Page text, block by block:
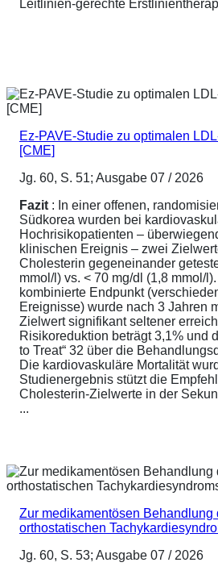
Leitlinien-gerechte
Ez-PAVE-Studie zu optimalen
[CME]
Jg. 60, S. 51; Ausgabe 07 / 2026
Fazit : In einer offenen,
Südkorea wurden bei
Hochrisikopatienten –
klinischen Ereignis – zwei
Cholesterin gegeneinander
mmol/l) vs. < 70 mg/dl (1,8 mmol/
kombinierte Endpunkt
Ereignisse) wurde nach 3 Jahren
Zielwert signifikant seltener
Risikoreduktion beträgt 3,1% und
to Treat“ 32 über die
Die kardiovaskuläre Mortalität
Studienergebnis stützt die
Cholesterin-Zielwerte in der
...
Zur medikamentösen Behandlung
orthostatischen
Jg. 60, S. 53; Ausgabe 07 / 2026